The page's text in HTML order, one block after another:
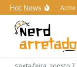
Ir para o conteúdo
Hot NewsCoyote vs. Acme |
sexta-feira, agosto